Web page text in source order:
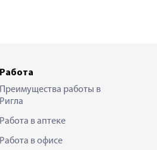
Работа
Преимущества работы в
Ригла
Работа в аптеке
Работа в офисе